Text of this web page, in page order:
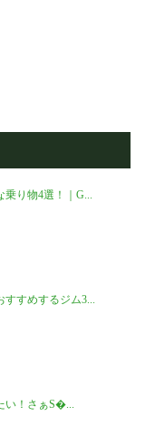
乗り物4選！｜G...
すすめするジム3...
い！さぁS�...